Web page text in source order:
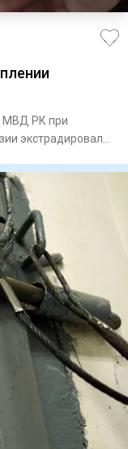
МВД РК при
экстрадировали